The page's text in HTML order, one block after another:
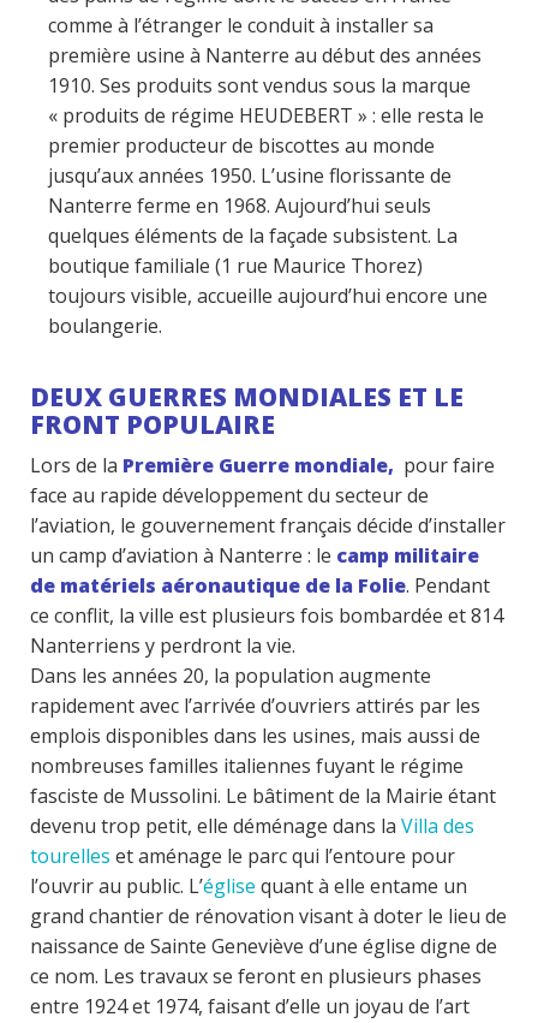
comme à l’étranger le conduit à installer sa
première usine à Nanterre au début des années
1910. Ses produits sont vendus sous la marque
« produits de régime HEUDEBERT » : elle resta le
premier producteur de biscottes au monde
jusqu’aux années 1950. L’usine florissante de
Nanterre ferme en 1968. Aujourd’hui seuls
quelques éléments de la façade subsistent. La
boutique familiale (1 rue Maurice Thorez)
toujours visible, accueille aujourd’hui encore une
boulangerie.
DEUX GUERRES MONDIALES ET LE
FRONT POPULAIRE
Lors de la Première Guerre mondiale, pour faire
face au rapide développement du secteur de
l’aviation, le gouvernement français décide d’installer
un camp d’aviation à Nanterre : le camp militaire
de matériels aéronautique de la Folie. Pendant
ce conflit, la ville est plusieurs fois bombardée et 814
Nanterriens y perdront la vie.
Dans les années 20, la population augmente
rapidement avec l’arrivée d’ouvriers attirés par les
emplois disponibles dans les usines, mais aussi de
nombreuses familles italiennes fuyant le régime
fasciste de Mussolini. Le bâtiment de la Mairie étant
devenu trop petit, elle déménage dans la Villa des
tourelles et aménage le parc qui l’entoure pour
l’ouvrir au public. L’église quant à elle entame un
grand chantier de rénovation visant à doter le lieu de
naissance de Sainte Geneviève d’une église digne de
ce nom. Les travaux se feront en plusieurs phases
entre 1924 et 1974, faisant d’elle un joyau de l’art